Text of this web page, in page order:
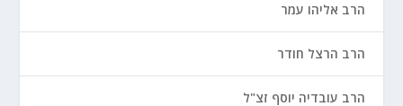
הרב אליהו עמר
הרב הרצל חודר
הרב עובדיה יוסף זצ"ל